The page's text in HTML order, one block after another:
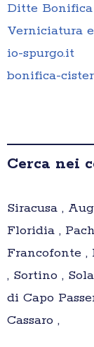
Ditte
Verniciatura
io-spurgo.it
bonifica-
Cerca nei
Siracusa ,
Floridia ,
Francofonte ,
, Sortino ,
di Capo
Cassaro ,